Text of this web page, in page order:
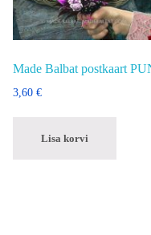
Made Balbat postkaart
3,60 €
Lisa korvi